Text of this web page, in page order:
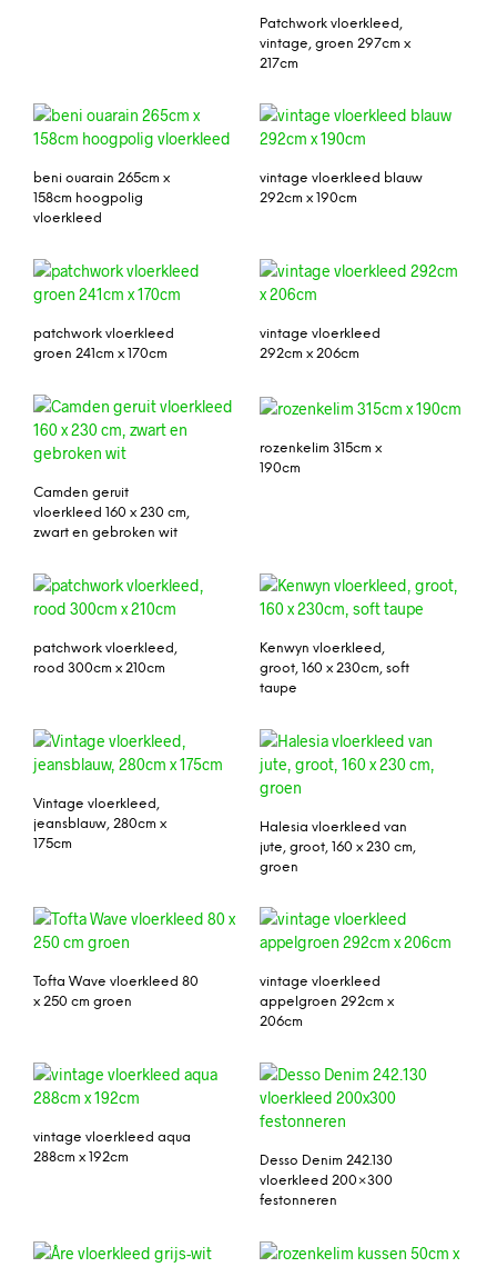
Patchwork vloerkleed,
vintage, groen 297cm x
217cm
beni ouarain 265cm x
158cm hoogpolig
vloerkleed
vintage vloerkleed blauw
292cm x 190cm
patchwork vloerkleed
groen 241cm x 170cm
vintage vloerkleed
292cm x 206cm
Camden geruit
vloerkleed 160 x 230 cm,
zwart en gebroken wit
rozenkelim 315cm x
190cm
patchwork vloerkleed,
rood 300cm x 210cm
Kenwyn vloerkleed,
groot, 160 x 230cm, soft
taupe
Vintage vloerkleed,
jeansblauw, 280cm x
175cm
Halesia vloerkleed van
jute, groot, 160 x 230 cm,
groen
Tofta Wave vloerkleed 80
x 250 cm groen
vintage vloerkleed
appelgroen 292cm x
206cm
vintage vloerkleed aqua
288cm x 192cm
Desso Denim 242.130
vloerkleed 200×300
festonneren